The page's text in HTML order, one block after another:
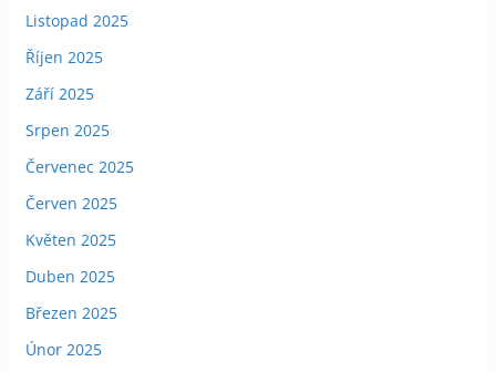
Listopad 2025
Říjen 2025
Září 2025
Srpen 2025
Červenec 2025
Červen 2025
Květen 2025
Duben 2025
Březen 2025
Únor 2025